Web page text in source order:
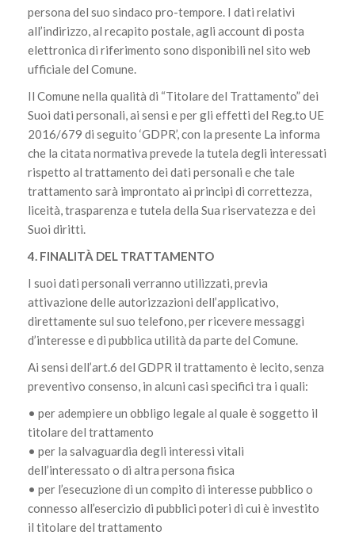
persona del suo sindaco pro-tempore. I dati relativi
all’indirizzo, al recapito postale, agli account di posta
elettronica di riferimento sono disponibili nel sito web
ufficiale del Comune.
Il Comune nella qualità di “Titolare del Trattamento” dei
Suoi dati personali, ai sensi e per gli effetti del Reg.to UE
2016/679 di seguito ‘GDPR’, con la presente La informa
che la citata normativa prevede la tutela degli interessati
rispetto al trattamento dei dati personali e che tale
trattamento sarà improntato ai principi di correttezza,
liceità, trasparenza e tutela della Sua riservatezza e dei
Suoi diritti.
4. FINALITÀ DEL TRATTAMENTO
I suoi dati personali verranno utilizzati, previa
attivazione delle autorizzazioni dell’applicativo,
direttamente sul suo telefono, per ricevere messaggi
d’interesse e di pubblica utilità da parte del Comune.
Ai sensi dell’art.6 del GDPR il trattamento è lecito, senza
preventivo consenso, in alcuni casi specifici tra i quali:
• per adempiere un obbligo legale al quale è soggetto il
titolare del trattamento
• per la salvaguardia degli interessi vitali
dell’interessato o di altra persona fisica
• per l’esecuzione di un compito di interesse pubblico o
connesso all’esercizio di pubblici poteri di cui è investito
il titolare del trattamento